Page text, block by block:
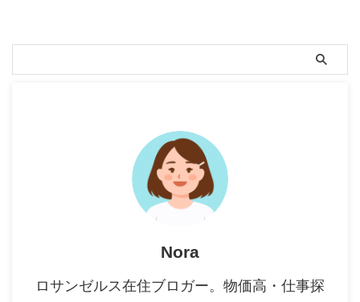
Nora
ロサンゼルス在住ブロガー。物価高・仕事探